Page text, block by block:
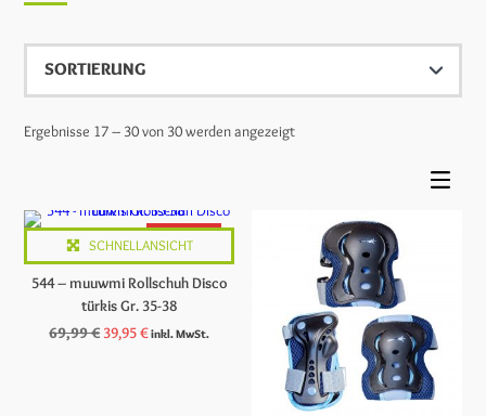
Ergebnisse 17 – 30 von 30 werden angezeigt
ANGEBOT
SCHNELLANSICHT
544 – muuwmi Rollschuh Disco
türkis Gr. 35-38
69,99€ Ursprünglicher
Preis
39,95€Aktueller
inkl. MwSt.